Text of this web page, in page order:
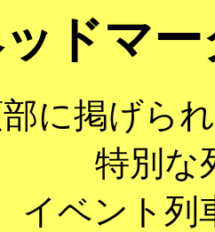
ドマ
に掲げら
特別な
イベント